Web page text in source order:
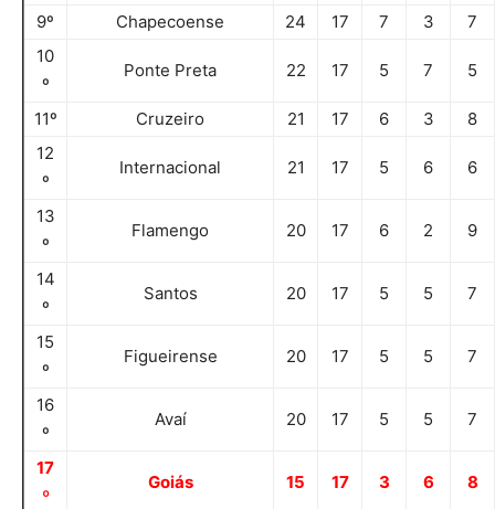
9º
Chapecoense 24 17 7 3
7
10
º
Ponte Preta 22 17 5 7 5
11º Cruzeiro 21 17 6 3
8
12
º
Internacional 21 17 5 6 6
13
º
Flamengo 20 17 6 2 9
14
º
Santos 20 17 5 5 7
15
º
Figueirense 20 17 5 5 7
16
º
Avaí 20 17 5 5 7
17
º
Goiás 15 17 3 6 8